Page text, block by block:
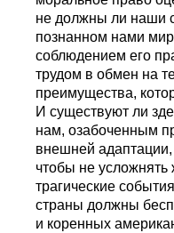
не должны ли наши
познанном нами
соблюдением его
трудом в обмен на
преимущества,
И существуют ли
нам, озабоченным
внешней адаптации,
чтобы не
трагические
страны должны
и коренных